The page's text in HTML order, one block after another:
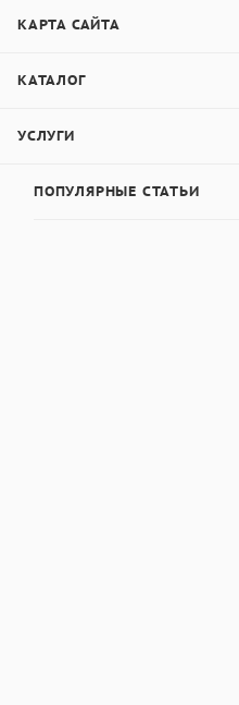
КАРТА САЙТА
КАТАЛОГ
УСЛУГИ
ПОПУЛЯРНЫЕ СТАТЬИ